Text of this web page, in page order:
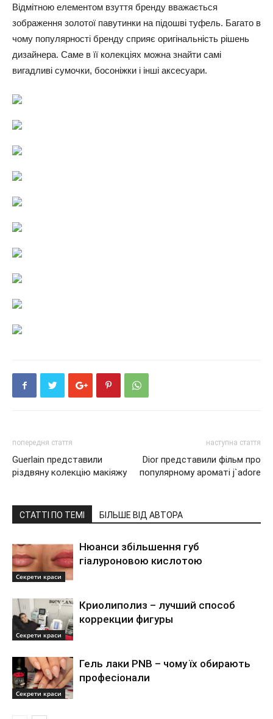
Відмітною елементом взуття бренду вважається
зображення золотої павутинки на підошві туфель. Багато в
чому популярності бренду сприяє оригінальність рішень
дизайнера. Саме в її колекціях можна знайти самі
вигадливі сумочки, босоніжки і інші аксесуари.
попередня стаття
Guerlain представили
різдвяну колекцію макіяжу
наступна стаття
Dior представили фільм про
популярному ароматі j`adore
СТАТТІ ПО ТЕМІ БІЛЬШЕ ВІД АВТОРА
Секрети краси
Нюанси збільшення губ
гіалуроновою кислотою
Секрети краси
Криолиполиз – лучший способ
коррекции фигуры
Секрети краси
Гель лаки PNB – чому їх обирають
професіонали